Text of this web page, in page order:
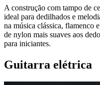
A construção com tampo de
ideal para dedilhados e
na música clássica, flamenco
de nylon mais suaves aos
para iniciantes.
Guitarra elétrica